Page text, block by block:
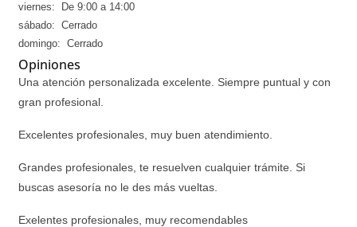
viernes: De 9:00 a 14:00
sábado: Cerrado
domingo: Cerrado
Opiniones
Una atención personalizada excelente. Siempre puntual y con
gran profesional.
Excelentes profesionales, muy buen atendimiento.
Grandes profesionales, te resuelven cualquier trámite. Si
buscas asesoría no le des más vueltas.
Exelentes profesionales, muy recomendables